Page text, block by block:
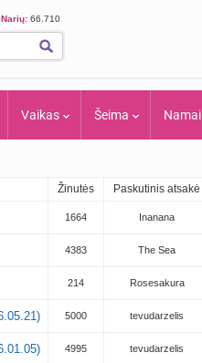
Narių: 66.710
Vaikas Šeima Namai
Žinutės Paskutinis atsakė
1664 Inanana
4383 The Sea
214 Rosesakura
5000 tevudarzelis
4995 tevudarzelis